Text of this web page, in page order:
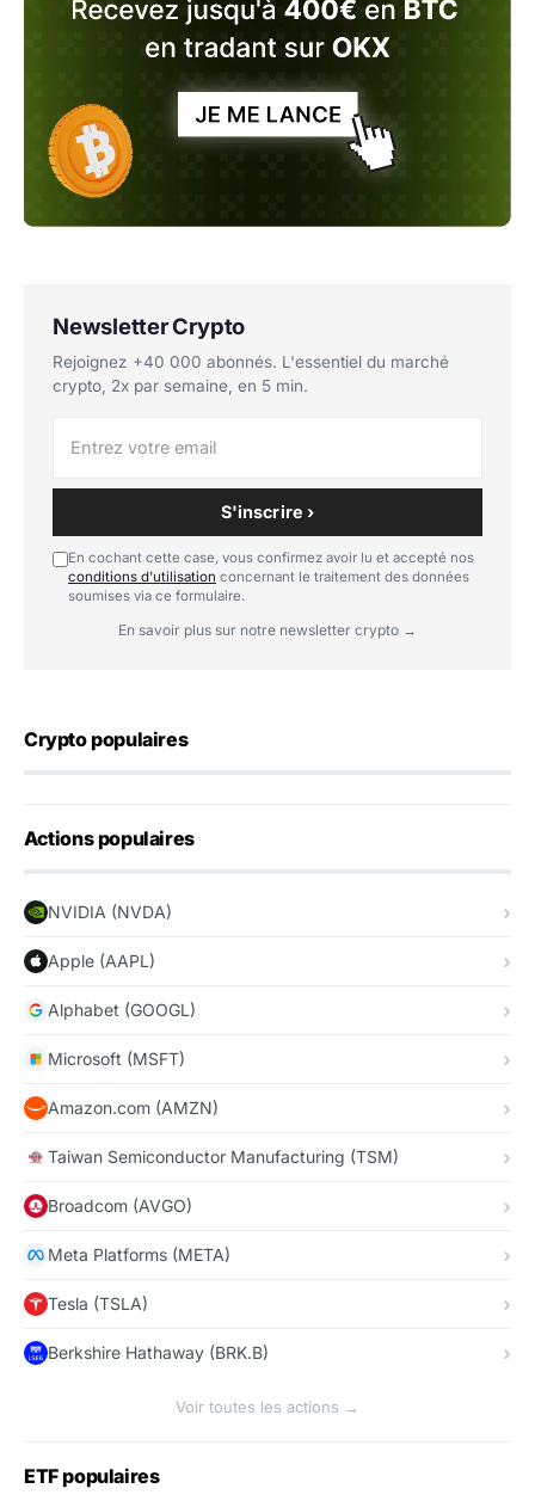
Newsletter Crypto
Rejoignez +40 000 abonnés. L'essentiel du marché
crypto, 2x par semaine, en 5 min.
S'inscrire ›
En cochant cette case, vous confirmez avoir lu et accepté nos
conditions d'utilisation concernant le traitement des données
soumises via ce formulaire.
En savoir plus sur notre newsletter crypto →
Crypto populaires
Actions populaires
NVIDIA (NVDA)
Apple (AAPL)
Alphabet (GOOGL)
Microsoft (MSFT)
Amazon.com (AMZN)
Taiwan Semiconductor Manufacturing (TSM)
Broadcom (AVGO)
Meta Platforms (META)
Tesla (TSLA)
Berkshire Hathaway (BRK.B)
Voir toutes les actions →
ETF populaires